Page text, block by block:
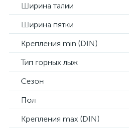
Ширина талии
Ширина пятки
Крепления min (DIN)
Тип горных лыж
Сезон
Пол
Крепления max (DIN)